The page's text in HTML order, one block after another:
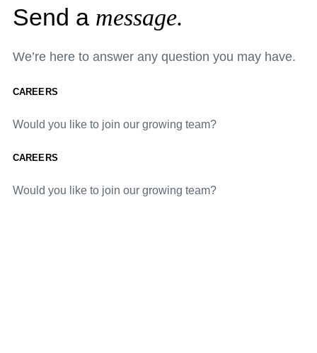
Send a message.
We’re here to answer any question you may have.
CAREERS
Would you like to join our growing team?
CAREERS
Would you like to join our growing team?